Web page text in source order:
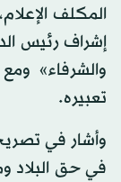
المكلف
إشراف رئيس
والشرفاء»
تعبيره.
وأشار في
في حق البلاد